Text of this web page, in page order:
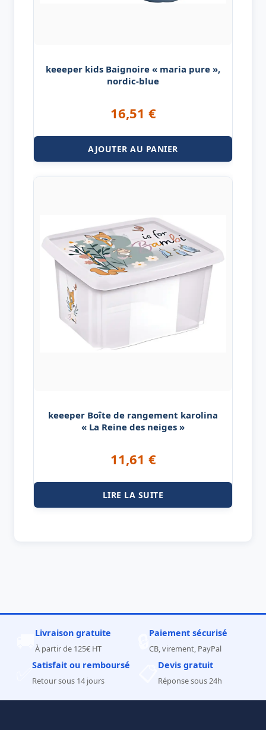
keeeper kids Baignoire « maria pure »,
nordic-blue
16,51 €
AJOUTER AU PANIER
keeeper Boîte de rangement karolina
« La Reine des neiges »
11,61 €
LIRE LA SUITE
Livraison gratuite
À partir de 125€ HT
Paiement sécurisé
CB, virement, PayPal
Satisfait ou remboursé
Retour sous 14 jours
Devis gratuit
Réponse sous 24h